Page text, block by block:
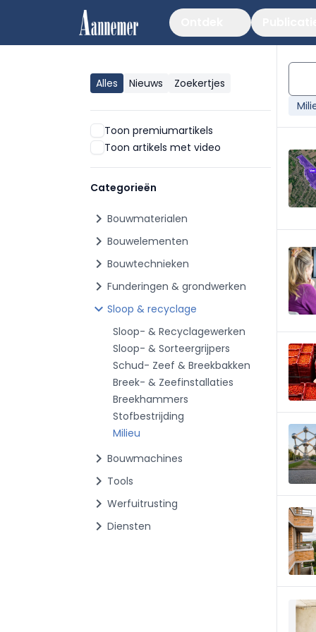
Alles Nieuws Zoekertjes
Toon premiumartikels
Toon artikels met video
Categorieën
chevron_right Bouwmaterialen
chevron_right Bouwelementen
chevron_right Bouwtechnieken
chevron_right Funderingen & grondwerken
chevron_right Sloop & recyclage
Sloop- & Recyclagewerken
Sloop- & Sorteergrijpers
Schud- Zeef & Breekbakken
Breek- & Zeefinstallaties
Breekhammers
Stofbestrijding
Milieu
chevron_right Bouwmachines
chevron_right Tools
chevron_right Werfuitrusting
chevron_right Diensten